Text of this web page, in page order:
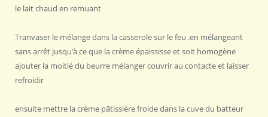
le lait chaud en remuant
Tranvaser le mélange dans la casserole sur le feu .en mélangeant
sans arrêt jusqu’à ce que la crème épaississe et soit homogène
ajouter la moitié du beurre mélanger couvrir au contacte et laisser
refroidir
ensuite mettre la crème pâtissière froide dans la cuve du batteur